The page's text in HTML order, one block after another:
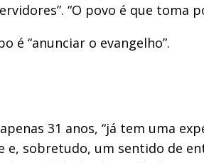
“O povo é que toma
é “anunciar o evangelho”.
31 anos, “já tem uma
sobretudo, um sentido de